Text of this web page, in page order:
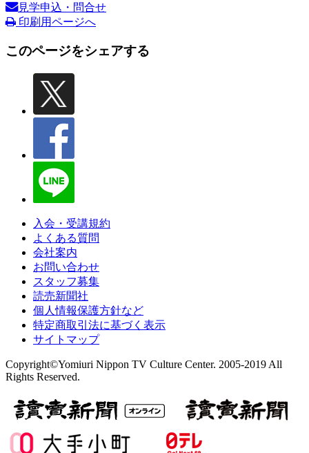
見学申込・問合せ
印刷用ページへ
このページをシェアする
入会・受講規約
よくある質問
会社案内
お問い合わせ
スタッフ募集
読売新聞社
個人情報保護方針など
特定商取引法に基づく表示
サイトマップ
Copyright©Yomiuri Nippon TV Culture Center. 2005-2019 All
Rights Reserved.